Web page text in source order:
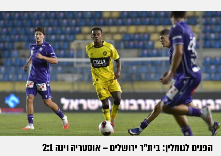
הפנים לגומלין: בית״ר ירושלים – אוסטריה וינה 2:1